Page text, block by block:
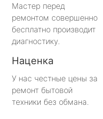
метро Нахимовский
метро Коломенская
метро Парк Культуры
Мастер перед
ремонтом совершенно
бесплатно производит
диагностику.
Наценка
У нас честные цены за
ремонт бытовой
техники без обмана.